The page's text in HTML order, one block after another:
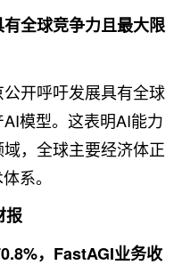
全球竞争力且最大限
开呼吁发展具有全球
模型。这表明AI能力
，全球主要经济体正
系。
报
，FastAGI业务收